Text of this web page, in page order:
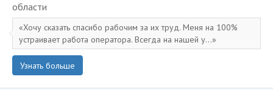
области
Хочу сказать спасибо рабочим за их труд. Меня на 100%
устраивает работа оператора. Всегда на нашей у...
Узнать больше